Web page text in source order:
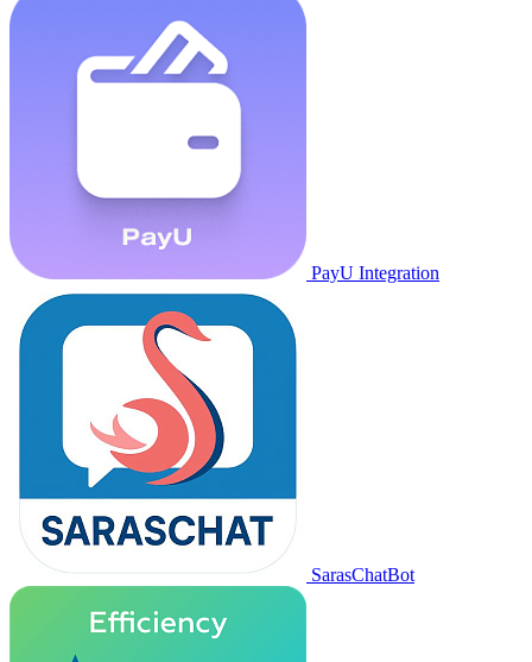
PayU Integration
SarasChatBot